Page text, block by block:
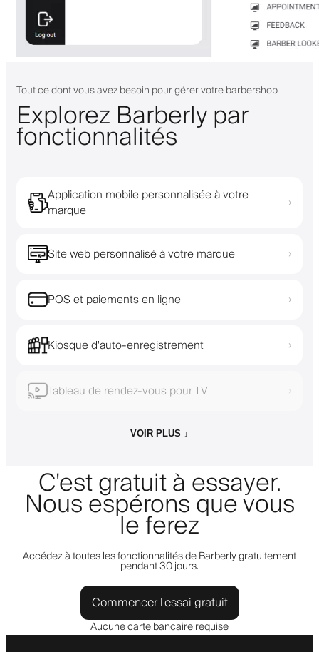
Tout ce dont vous avez besoin pour gérer votre barbershop
Explorez Barberly par
fonctionnalités
Application mobile personnalisée à votre
marque
›
Site web personnalisé à votre marque ›
POS et paiements en ligne ›
Kiosque d'auto-enregistrement ›
Tableau de rendez-vous pour TV ›
VOIR PLUS ↓
C'est gratuit à essayer.
Nous espérons que vous
le ferez
Accédez à toutes les fonctionnalités de Barberly gratuitement
pendant 30 jours.
Commencer l'essai gratuit
Aucune carte bancaire requise